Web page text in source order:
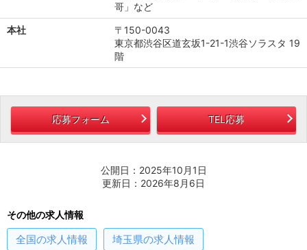
哥」など
本社
〒150-0043
東京都渋谷区道玄坂1-21-1渋谷ソラスタ 19
階
応募フォーム TEL応募
公開日：2025年10月1日
更新日：2026年8月6日
その他の求人情報
全国の求人情報 埼玉県の求人情報